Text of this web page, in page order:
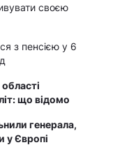
своєю
з пенсією у 6
що відомо
генерала,
у Європі